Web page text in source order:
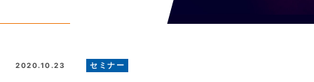
2020.10.23 セミナー